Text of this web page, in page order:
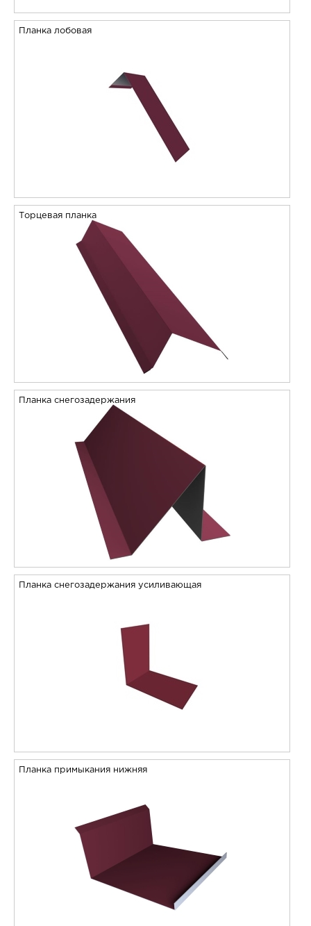
Планка лобовая
Торцевая планка
Планка снегозадержания
Планка снегозадержания усиливающая
Планка примыкания нижняя